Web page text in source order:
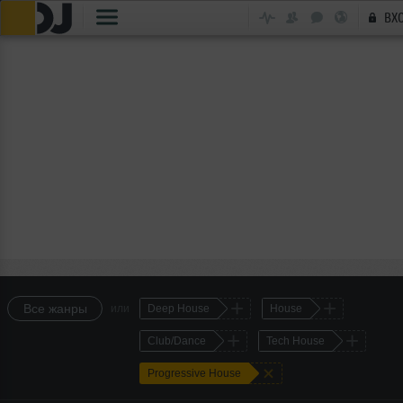
Все жанры Deep House House
Club/Dance Tech House
Progressive House +